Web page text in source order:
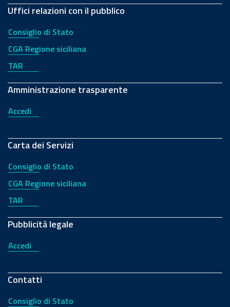
Uffici relazioni con il pubblico
Consiglio di Stato
CGA Regione siciliana
TAR
Amministrazione trasparente
Accedi
Carta dei Servizi
Consiglio di Stato
CGA Regione siciliana
TAR
Pubblicità legale
Accedi
Contatti
Consiglio di Stato